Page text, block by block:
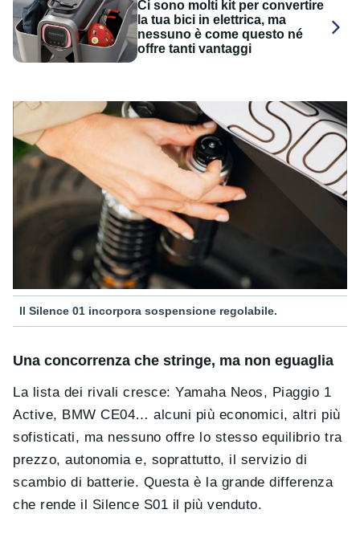
Ci sono molti kit per convertire
la tua bici in elettrica, ma
nessuno è come questo né
offre tanti vantaggi
Il Silence 01 incorpora sospensione regolabile.
Una concorrenza che stringe, ma non eguaglia
La lista dei rivali cresce: Yamaha Neos, Piaggio 1
Active, BMW CE04… alcuni più economici, altri più
sofisticati, ma nessuno offre lo stesso equilibrio tra
prezzo, autonomia e, soprattutto, il servizio di
scambio di batterie. Questa è la grande differenza
che rende il Silence S01 il più venduto.